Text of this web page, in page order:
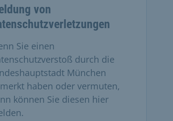
von
Sie einen
durch die
München
haben oder vermuten,
können Sie diesen hier